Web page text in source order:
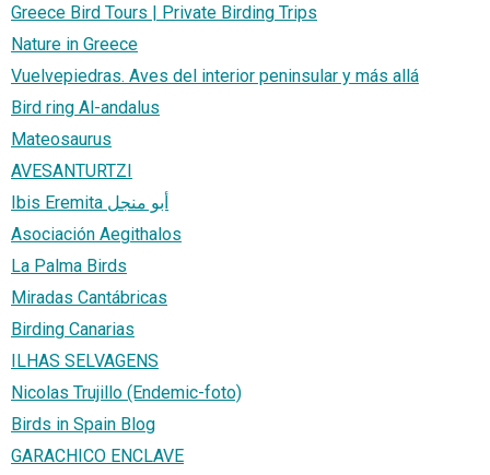
Greece Bird Tours | Private Birding Trips
Nature in Greece
Vuelvepiedras. Aves del interior peninsular y más allá
Bird ring Al-andalus
Mateosaurus
AVESANTURTZI
Ibis Eremita أبو منجل
Asociación Aegithalos
La Palma Birds
Miradas Cantábricas
Birding Canarias
ILHAS SELVAGENS
Nicolas Trujillo (Endemic-foto)
Birds in Spain Blog
GARACHICO ENCLAVE